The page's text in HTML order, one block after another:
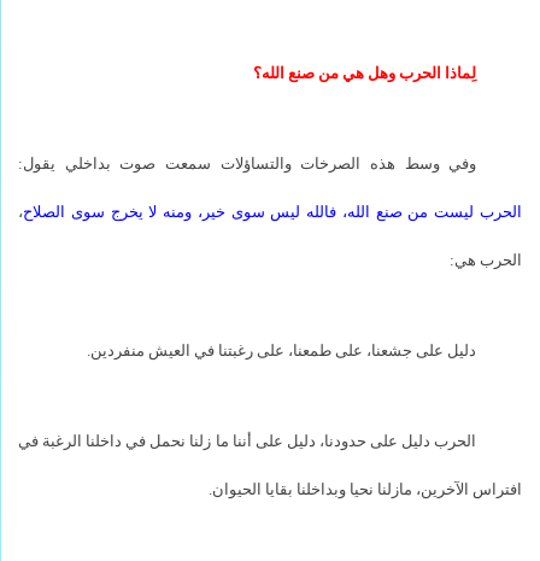
لِماذا الحرب وهل هي من صنع الله؟
وفي وسط هذه الصرخات والتساؤلات سمعت صوت بداخلي يقول:
الحرب ليست من صنع الله، فالله ليس سوى خير، ومنه لا يخرج سوى الصلاح،
الحرب هي:
دليل على جشعنا، على طمعنا، على رغبتنا في العيش منفردين.
الحرب دليل على حدودنا، دليل على أننا ما زلنا نحمل في داخلنا الرغبة في
افتراس الآخرين، مازلنا نحيا وبداخلنا بقايا الحيوان.